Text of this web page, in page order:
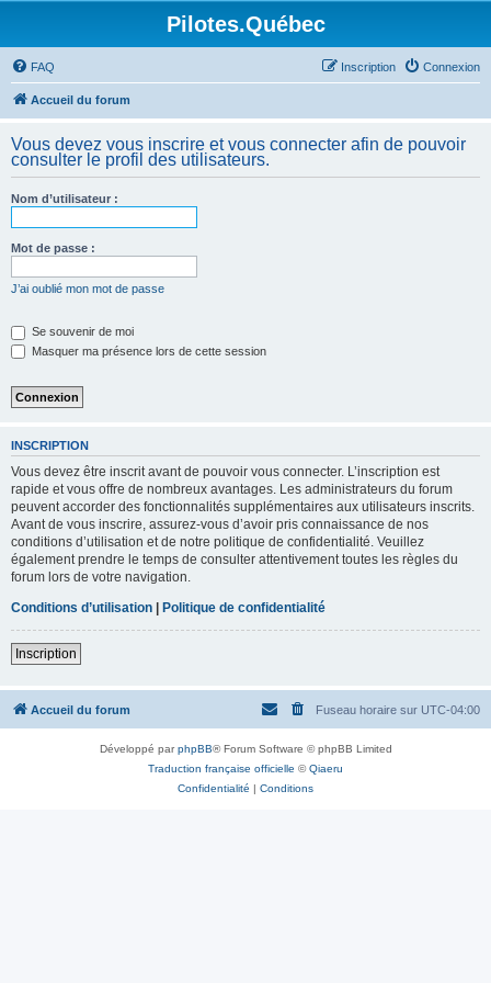
Pilotes.Québec
FAQ Connexion
Inscription
Accueil du forum
Vous devez vous inscrire et vous connecter afin de pouvoir
consulter le profil des utilisateurs.
Nom d’utilisateur :
Mot de passe :
J’ai oublié mon mot de passe
Se souvenir de moi
Masquer ma présence lors de cette session
INSCRIPTION
Vous devez être inscrit avant de pouvoir vous connecter. L’inscription est
rapide et vous offre de nombreux avantages. Les administrateurs du forum
peuvent accorder des fonctionnalités supplémentaires aux utilisateurs inscrits.
Avant de vous inscrire, assurez-vous d’avoir pris connaissance de nos
conditions d’utilisation et de notre politique de confidentialité. Veuillez
également prendre le temps de consulter attentivement toutes les règles du
forum lors de votre navigation.
Conditions d’utilisation | Politique de confidentialité
Inscription
Accueil du forum Fuseau horaire sur UTC-04:00
Développé parphpBB® Forum Software © phpBB Limited
Traduction française officielle ©Qiaeru
Confidentialité | Conditions